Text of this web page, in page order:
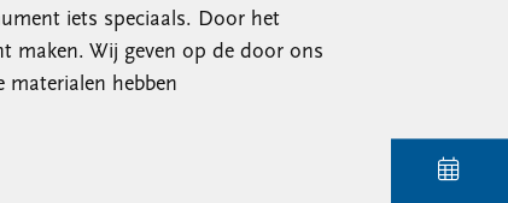
iets speciaals. Door het
maken. Wij geven op de door ons
materialen hebben